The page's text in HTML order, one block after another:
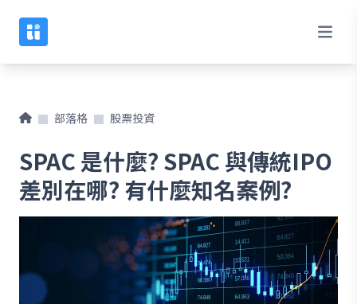
部落格 股票投資
SPAC 是什麼? SPAC 與傳統IPO
差別在哪? 有什麼知名案例?